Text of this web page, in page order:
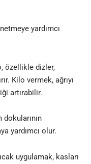
yardımcı
özellikle dizler,
Kilo vermek, ağrıyı
artırabilir.
yardımcı olur.
uygulamak, kasları